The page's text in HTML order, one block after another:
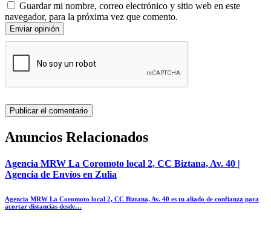
Guardar mi nombre, correo electrónico y sitio web en este
navegador, para la próxima vez que comento.
Enviar opinión
Anuncios Relacionados
Agencia MRW La Coromoto local 2, CC Biztana, Av. 40 |
Agencia de Envíos en Zulia
Agencia MRW La Coromoto local 2, CC Biztana, Av. 40 es tu aliado de confianza para
acortar distancias desde…